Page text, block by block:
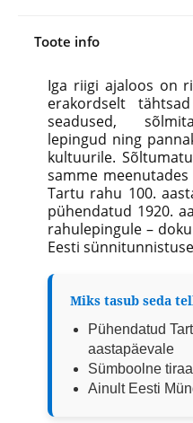
Toote info
Iga riigi ajaloos on
erakordselt
seadused,
lepingud ning
kultuurile.
samme
Tartu rahu 100.
pühendatud 1920.
rahulepingule –
Eesti
Miks tasub seda
Pühendatud
aastapäevale
Sümboolne
Ainult Eesti